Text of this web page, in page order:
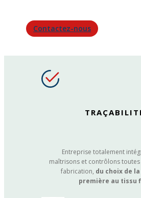
Contactez-nous
Entreprise totalement
maîtrisons et contrôlons
fabrication, du choix de
première au tissu